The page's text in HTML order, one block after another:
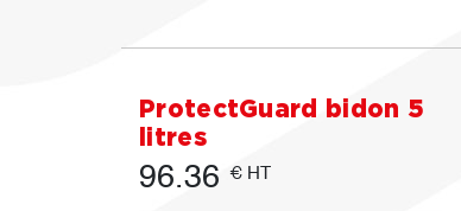
ProtectGuard bidon 5
litres
96.36 € HT